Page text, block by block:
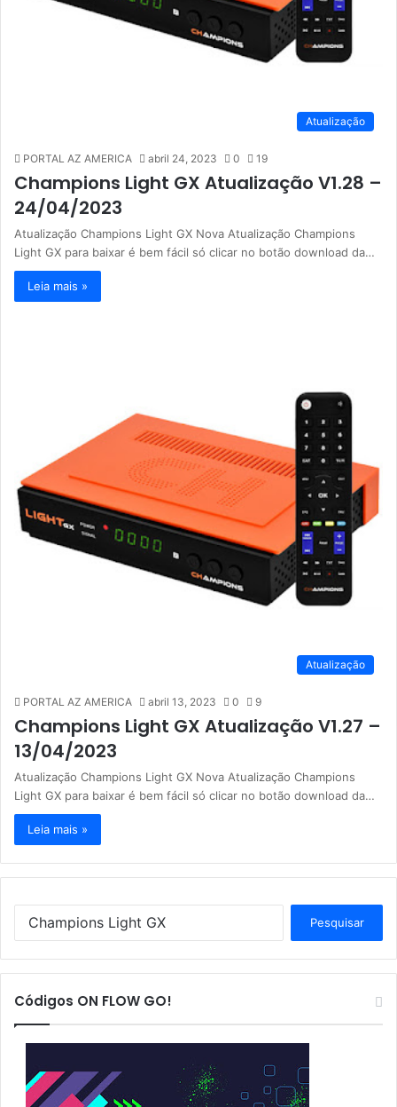
Atualização
PORTAL AZ AMERICA abril 24, 2023 0 19
Champions Light GX Atualização V1.28 –
24/04/2023
Atualização Champions Light GX Nova Atualização Champions
Light GX para baixar é bem fácil só clicar no botão download da…
Leia mais »
Atualização
PORTAL AZ AMERICA abril 13, 2023 0 9
Champions Light GX Atualização V1.27 –
13/04/2023
Atualização Champions Light GX Nova Atualização Champions
Light GX para baixar é bem fácil só clicar no botão download da…
Leia mais »
s
a
p
o
Códigos ON FLOW GO!